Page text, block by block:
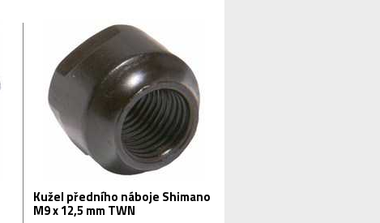
Kužel předního náboje Shimano
M9 x 12,5 mm TWN